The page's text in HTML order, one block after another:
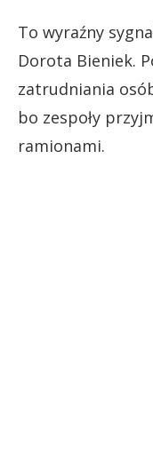
To wyraźny
Dorota Bieniek.
zatrudniania
bo zespoły
ramionami.